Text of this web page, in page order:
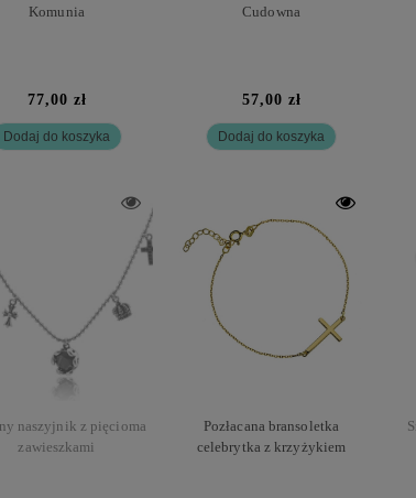
Komunia
77,00 zł
Dodaj do koszyka
Cudowna
57,00 zł
Dodaj do koszyka
naszyjnik z pięcioma
zawieszkami
Pozłacana bransoletka
celebrytka z krzyżykiem